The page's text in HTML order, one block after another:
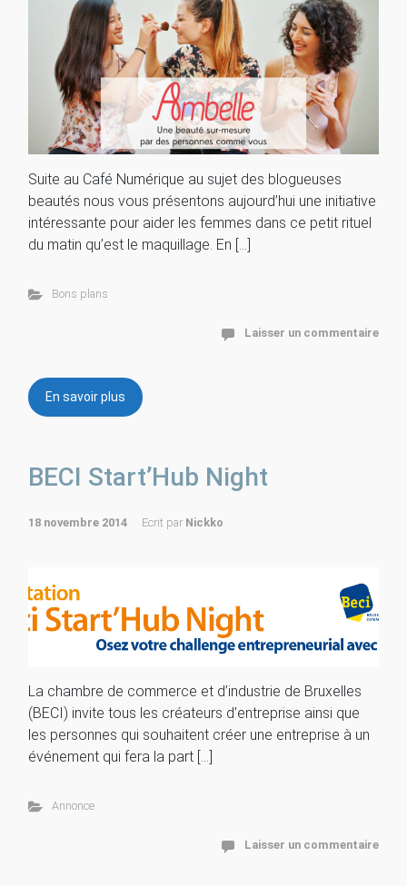
Suite au Café Numérique au sujet des blogueuses
beautés nous vous présentons aujourd’hui une initiative
intéressante pour aider les femmes dans ce petit rituel
du matin qu’est le maquillage. En […]
Bons plans
Laisser un commentaire
En savoir plus
BECI Start’Hub Night
18 novembre 2014 Ecrit par Nickko
La chambre de commerce et d’industrie de Bruxelles
(BECI) invite tous les créateurs d’entreprise ainsi que
les personnes qui souhaitent créer une entreprise à un
événement qui fera la part […]
Annonce
Laisser un commentaire